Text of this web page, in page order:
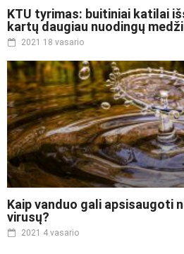
KTU tyrimas: buitiniai katilai
kartų daugiau nuodingų
2021 18 vasario
Kaip vanduo gali apsisaugoti
virusų?
2021 4 vasario